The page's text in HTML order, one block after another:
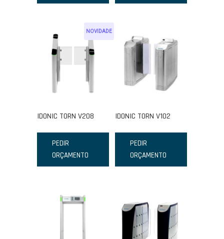
NOVIDADE
IDONIC TORN V208
PEDIR
ORÇAMENTO
IDONIC TORN V102
PEDIR
ORÇAMENTO